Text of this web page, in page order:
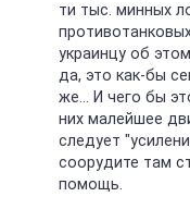
ти тыс. минных
украинцу об
да, это как-бы
же... И чего бы
них малейшее
следует
соорудите там
помощь.